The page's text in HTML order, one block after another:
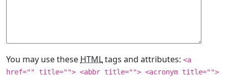
You may use these HTMLtags and attributes: <a
href="" title=""> <abbr title=""> <acronym title="">